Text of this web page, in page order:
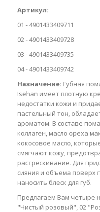
Артикул:
01 - 4901433409711
02 - 4901433409728
03 - 4901433409735
04 - 4901433409742
Назначение: Губная
Isehan имеет плотную
недостатки кожи и
пастельный тон,
ароматом. В составе
коллаген, масло ореха
кокосовое масло,
смягчают кожу,
растрескивание. Для
сияния и объема
наносить блеск для губ.
Предлагаем Вам четыре
"Чистый розовый", 02